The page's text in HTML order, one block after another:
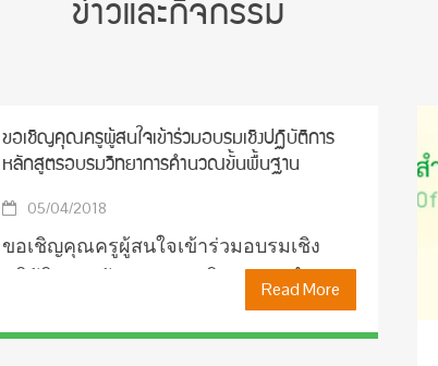
ข่าวและกิจกรรม
ขอเชิญคุณครูผู้สนใจเข้าร่วมอบรมเชิงปฏิบัติการ
หลักสูตรอบรมวิทยาการคำนวณขั้นพื้นฐาน
05/04/2018
ขอเชิญคุณครูผู้สนใจเข้าร่วมอบรมเชิง
ปฏิบัติการหลักสูตรอบรมวิทยาการคำนวณ
ขั้นพื้นฐาน ดังรายละเอียดต่อไปนี้ ราย
ละเอียดการอบรมเชิงปฏิบัติการ หลักสูตร
Read More